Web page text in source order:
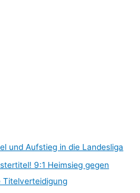
und Aufstieg in die Landesliga
9:1 Heimsieg gegen
Titelverteidigung